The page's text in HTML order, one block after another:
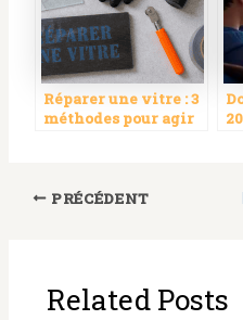
Réparer une vitre : 3
méthodes pour agir
PRÉCÉDENT
Related Posts